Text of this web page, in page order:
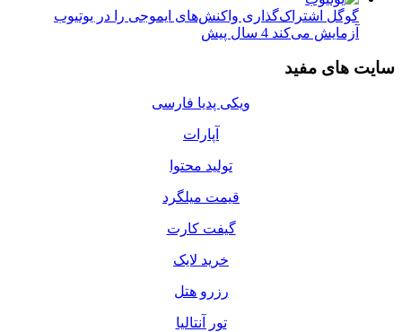
گوگل اشتراک‌گذاری واکنش‌های ایموجی را در یوتیوب
آزمایش می‌کند 4 سال پیش
سایت های مفید
ویکی پدیا فارسی
آپارات
تولید محتوا
قیمت میلگرد
گیفت کارت
خرید لایک
رزرو هتل
تور آنتالیا